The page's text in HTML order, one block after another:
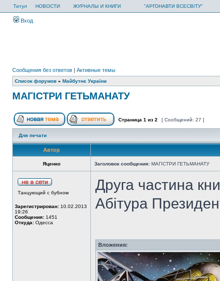
Титул НОВОСТИ ЖУРНАЛЫ И КНИГИ "АРГОНАВТИ ВСЕСВІТУ"
Вход
Сообщения без ответов | Активные темы
Список форумов » Майбутнє України
МАГІСТРИ ГЕТЬМАНАТУ
Страница 1 из 2 [ Сообщений: 27 ]
Для печати
Автор
Яценко Заголовок сообщения: МАГІСТРИ ГЕТЬМАНАТУ
Танцующий с бубном
Зарегистрирован: 10.02.2013
19:26
Сообщения: 1451
Откуда: Одесса
Друга частина
Абітура
Вложения: